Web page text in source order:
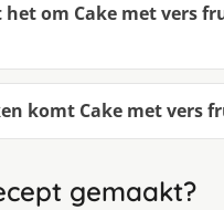
het om Cake met vers
komt Cake met vers
gemaakt?